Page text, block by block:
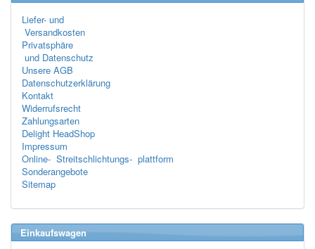
Liefer- und
Versandkosten
Privatsphäre
und Datenschutz
Unsere AGB
Datenschutzerklärung
Kontakt
Widerrufsrecht
Zahlungsarten
Delight HeadShop
Impressum
Online- Streitschlichtungs- plattform
Sonderangebote
Sitemap
Einkaufswagen